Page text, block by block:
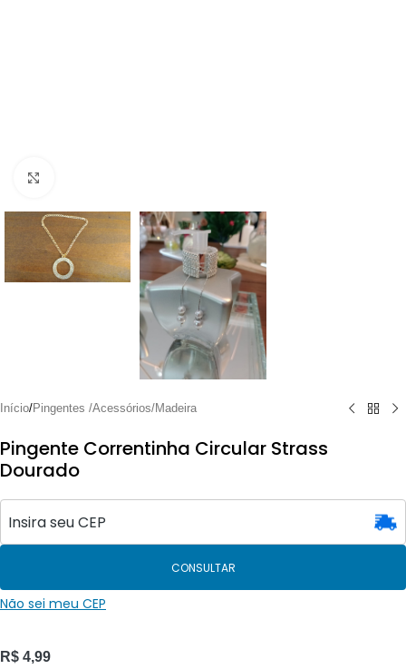
Início/Pingentes /Acessórios/Madeira
Pingente Correntinha Circular Strass
Dourado
CONSULTAR
Não sei meu CEP
R$ 4,99